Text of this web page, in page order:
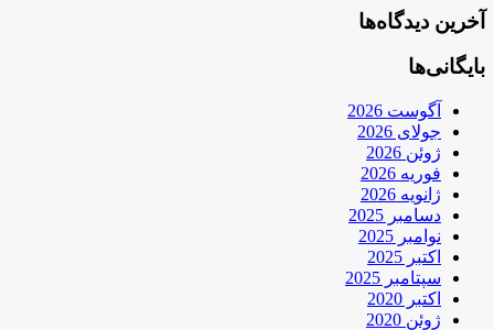
آخرین دیدگاه‌ها
بایگانی‌ها
آگوست 2026
جولای 2026
ژوئن 2026
فوریه 2026
ژانویه 2026
دسامبر 2025
نوامبر 2025
اکتبر 2025
سپتامبر 2025
اکتبر 2020
ژوئن 2020